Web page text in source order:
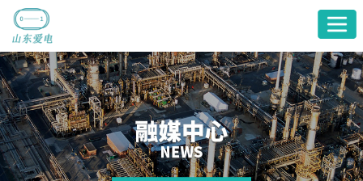
页
产
品
展
关
于
服